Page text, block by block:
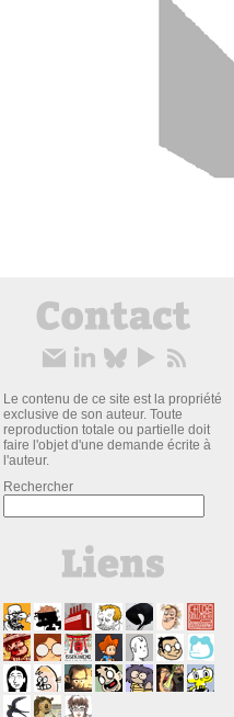
Le contenu de ce site est la propriété
exclusive de son auteur. Toute
reproduction totale ou partielle doit
faire l'objet d'une demande écrite à
l'auteur.
Rechercher